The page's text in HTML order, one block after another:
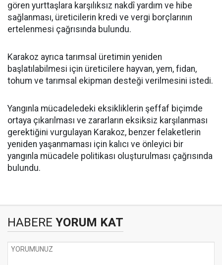
gören yurttaşlara karşılıksız nakdî yardım ve hibe
sağlanması, üreticilerin kredi ve vergi borçlarının
ertelenmesi çağrısında bulundu.
Karakoz ayrıca tarımsal üretimin yeniden
başlatılabilmesi için üreticilere hayvan, yem, fidan,
tohum ve tarımsal ekipman desteği verilmesini istedi.
Yangınla mücadeledeki eksikliklerin şeffaf biçimde
ortaya çıkarılması ve zararların eksiksiz karşılanması
gerektiğini vurgulayan Karakoz, benzer felaketlerin
yeniden yaşanmaması için kalıcı ve önleyici bir
yangınla mücadele politikası oluşturulması çağrısında
bulundu.
HABERE YORUM KAT